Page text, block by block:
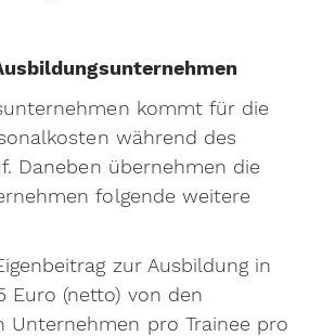
kommt für die
während des
Daneben übernehmen die
folgende weitere
zur Ausbildung in
Euro (netto) von den
Unternehmen pro Trainee pro